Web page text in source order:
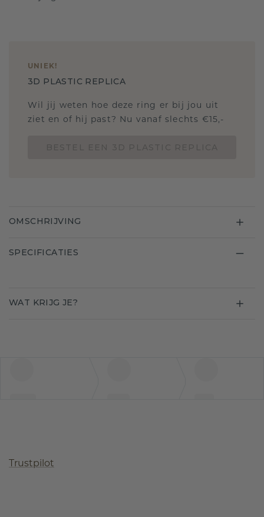
UNIEK!
3D PLASTIC REPLICA
Wil jij weten hoe deze ring er bij jou uit
ziet en of hij past? Nu vanaf slechts €15,-
OMSCHRIJVING
SPECIFICATIES
WAT KRIJG JE?
Trustpilot